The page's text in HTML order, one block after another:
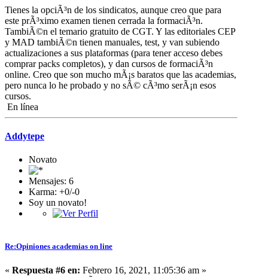
Tienes la opciÃ³n de los sindicatos, aunque creo que para
este prÃ³ximo examen tienen cerrada la formaciÃ³n.
TambiÃ©n el temario gratuito de CGT. Y las editoriales CEP
y MAD tambiÃ©n tienen manuales, test, y van subiendo
actualizaciones a sus plataformas (para tener acceso debes
comprar packs completos), y dan cursos de formaciÃ³n
online. Creo que son mucho mÃ¡s baratos que las academias,
pero nunca lo he probado y no sÃ© cÃ³mo serÃ¡n esos
cursos.
En línea
Addytepe
Novato
Mensajes: 6
Karma: +0/-0
Soy un novato!
Re:Opiniones academias on line
« Respuesta #6 en: Febrero 16, 2021, 11:05:36 am »